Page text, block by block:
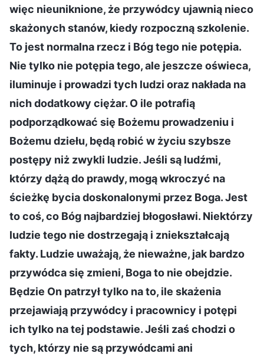
więc nieuniknione, że przywódcy ujawnią nieco
skażonych stanów, kiedy rozpoczną szkolenie.
To jest normalna rzecz i Bóg tego nie potępia.
Nie tylko nie potępia tego, ale jeszcze oświeca,
iluminuje i prowadzi tych ludzi oraz nakłada na
nich dodatkowy ciężar. O ile potrafią
podporządkować się Bożemu prowadzeniu i
Bożemu dziełu, będą robić w życiu szybsze
postępy niż zwykli ludzie. Jeśli są ludźmi,
którzy dążą do prawdy, mogą wkroczyć na
ścieżkę bycia doskonalonymi przez Boga. Jest
to coś, co Bóg najbardziej błogosławi. Niektórzy
ludzie tego nie dostrzegają i zniekształcają
fakty. Ludzie uważają, że nieważne, jak bardzo
przywódca się zmieni, Boga to nie obejdzie.
Będzie On patrzył tylko na to, ile skażenia
przejawiają przywódcy i pracownicy i potępi
ich tylko na tej podstawie. Jeśli zaś chodzi o
tych, którzy nie są przywódcami ani